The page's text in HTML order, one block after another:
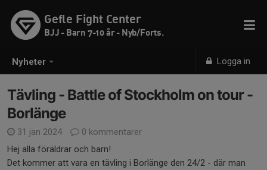
Nyheter Logga in
Gefle Fight Center
BJJ - Barn 7-10 år - Nyb/Forts.
Tävling - Battle of Stockholm on tour -
Borlänge
31 jan 2024
0 kommentarer
Hej alla föräldrar och barn!
Det kommer att vara en tävling i Borlänge den 24/2 - där man